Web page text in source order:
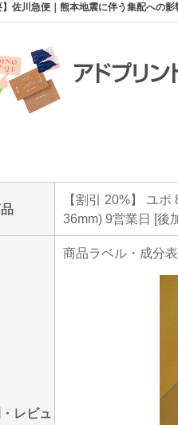
】佐川急便｜熊本地震に伴う集配への
【割引 20%】 ユ
36mm) 9営業日 [後
レビュ
商品ラベル・成分